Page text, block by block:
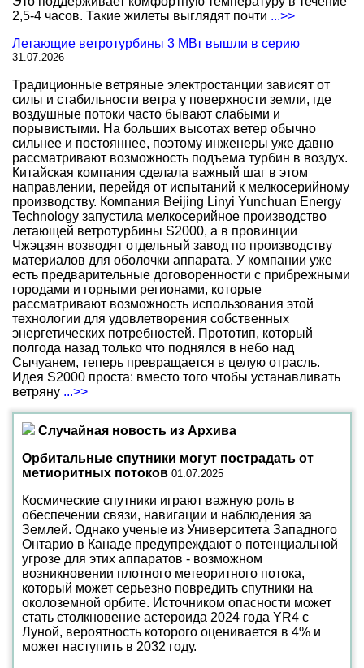
2,5-4 часов. Такие жилеты выглядят почти ...>>
Летающие ветротурбины 3 МВт вышли в серию
31.07.2026
Традиционные ветряные электростанции зависят от
силы и стабильности ветра у поверхности земли, где
воздушные потоки часто бывают слабыми и
порывистыми. На больших высотах ветер обычно
сильнее и постояннее, поэтому инженеры уже давно
рассматривают возможность подъема турбин в воздух.
Китайская компания сделала важный шаг в этом
направлении, перейдя от испытаний к мелкосерийному
производству. Компания Beijing Linyi Yunchuan Energy
Technology запустила мелкосерийное производство
летающей ветротурбины S2000, а в провинции
Чжэцзян возводят отдельный завод по производству
материалов для оболочки аппарата. У компании уже
есть предварительные договоренности с прибрежными
городами и горными регионами, которые
рассматривают возможность использования этой
технологии для удовлетворения собственных
энергетических потребностей. Прототип, который
полгода назад только что поднялся в небо над
Сычуанем, теперь превращается в целую отрасль.
Идея S2000 проста: вместо того чтобы устанавливать
ветряну ...>>
Случайная новость из Архива
Орбитальные спутники могут пострадать от
метиоритных потоков 01.07.2025
Космические спутники играют важную роль в
обеспечении связи, навигации и наблюдения за
Землей. Однако ученые из Университета Западного
Онтарио в Канаде предупреждают о потенциальной
угрозе для этих аппаратов - возможном
возникновении плотного метеоритного потока,
который может серьезно повредить спутники на
околоземной орбите. Источником опасности может
стать столкновение астероида 2024 года YR4 с
Луной, вероятность которого оценивается в 4% и
может наступить в 2032 году.